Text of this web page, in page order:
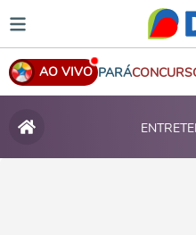
AO VIVO PARÁ